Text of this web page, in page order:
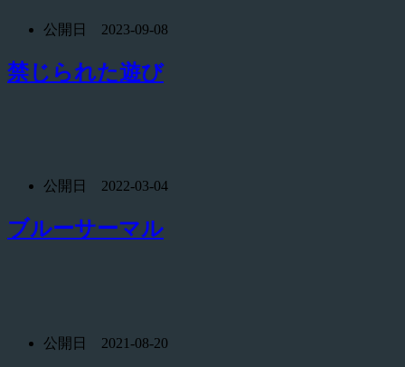
公開日 2023-09-08
禁じられた遊び
公開日 2022-03-04
ブルーサーマル
公開日 2021-08-20